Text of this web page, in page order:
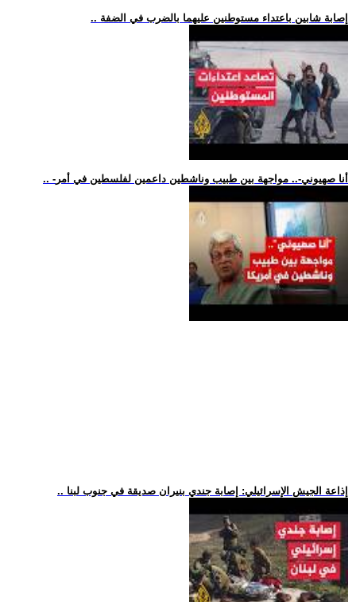
.. إصابة شابين باعتداء مستوطنين عليهما بالضرب في الضفة
.. -أنا صهيوني-.. مواجهة بين طبيب وناشطين داعمين لفلسطين في أمر
.. إذاعة الجيش الإسرائيلي: إصابة جندي بنيران صديقة في جنوب لبنا